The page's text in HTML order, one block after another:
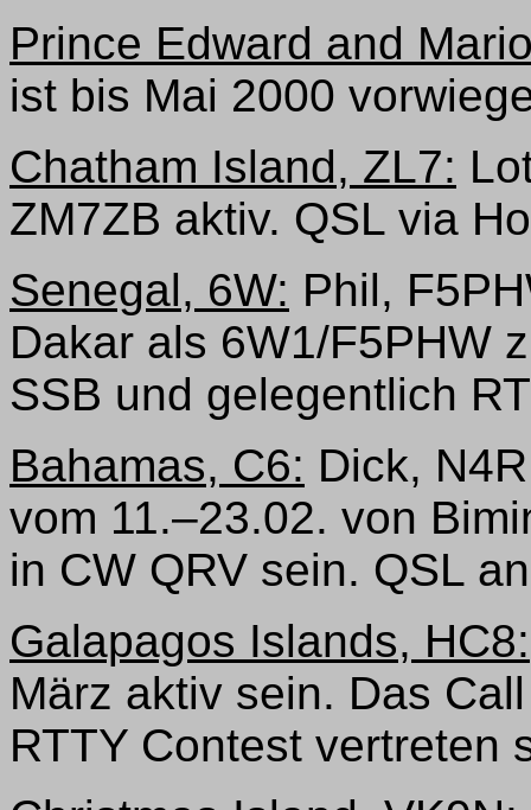
Prince Edward and
ist bis Mai 2000
Chatham Island, ZL7:
ZM7ZB aktiv. QSL via
Senegal, 6W: Phil,
Dakar als 6W1/F5PHW
SSB und gelegentlich
Bahamas, C6: Dick,
vom 11.–23.02. von
in CW QRV sein. QSL
Galapagos Islands, HC8:
März aktiv sein. Das
RTTY Contest vertreten